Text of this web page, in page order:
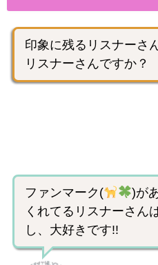
印象に残るリスナーさ
リスナーさんですか？
ファンマーク(
)が
くれてるリスナーさん
し、大好きです!!